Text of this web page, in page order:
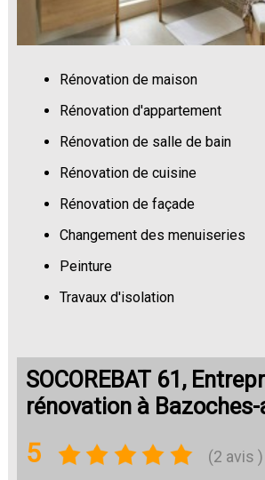
Rénovation de maison
Rénovation d'appartement
Rénovation de salle de bain
Rénovation de cuisine
Rénovation de façade
Changement des menuiseries
Peinture
Travaux d'isolation
SOCOREBAT 61,
rénovation à
5 (2 avis )